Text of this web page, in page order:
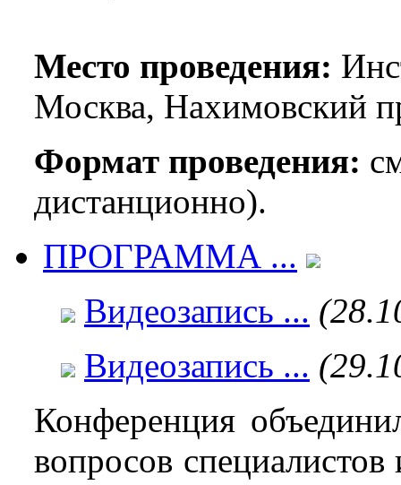
Место проведения:
Москва, Нахимовский
Формат проведения:
дистанционно).
ПРОГРАММА ...
Видеозапись ...
Видеозапись ...
Конференция
вопросов